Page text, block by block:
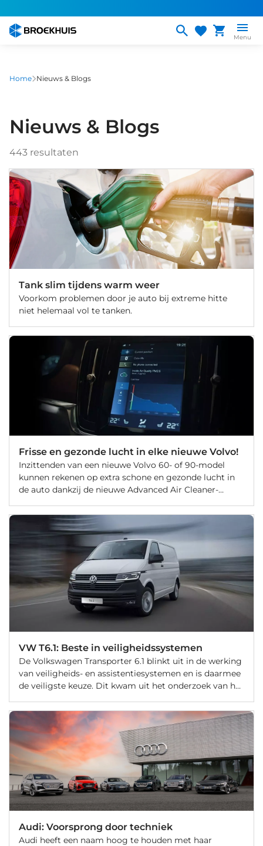
naar
gaan
Menu
Home Nieuws & Blogs
Nieuws & Blogs
443 resultaten
Tank slim tijdens warm weer
Voorkom problemen door je auto bij extreme hitte
niet helemaal vol te tanken.
Frisse en gezonde lucht in elke nieuwe Volvo!
Inzittenden van een nieuwe Volvo 60- of 90-model
kunnen rekenen op extra schone en gezonde lucht in
de auto dankzij de nieuwe Advanced Air Cleaner-
niveau de lucht in de Volvo.
VW T6.1: Beste in veiligheidssystemen
De Volkswagen Transporter 6.1 blinkt uit in de werking
van veiligheids- en assistentiesystemen en is daarmee
de veiligste keuze. Dit kwam uit het onderzoek van het
heeft onderzocht.
Audi: Voorsprong door techniek
Audi heeft een naam hoog te houden met haar